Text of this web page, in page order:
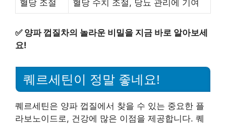
혈당 조절 혈당 수치 조절, 당뇨 관리에 기여
✅ 양파 껍질차의 놀라운 비밀을 지금 바로 알아보세
요!
퀘르세틴이 정말 좋네요!
퀘르세틴은 양파 껍질에서 찾을 수 있는 중요한 플
라보노이드로, 건강에 많은 이점을 제공합니다. 퀘